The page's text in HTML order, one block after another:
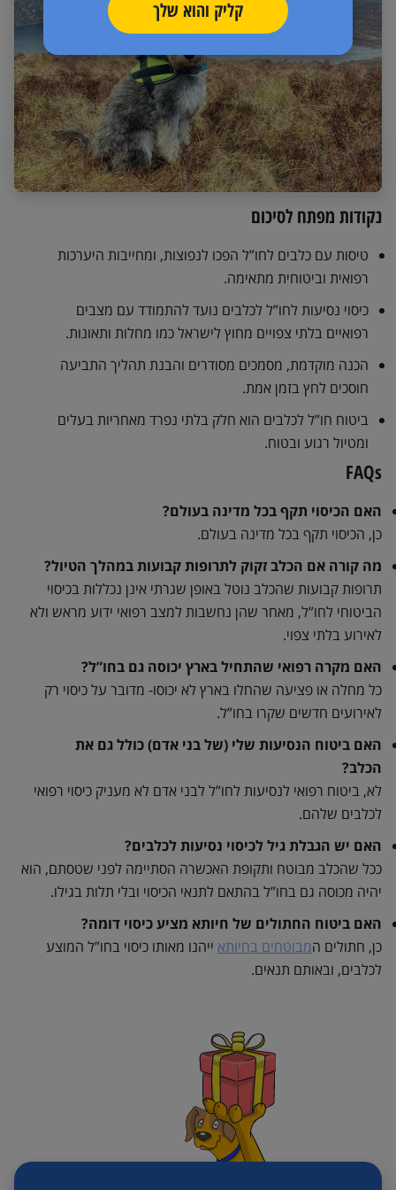
קליק והוא שלך
נקודות מפתח לסיכום
טיסות עם כלבים לחו”ל הפכו לנפוצות, ומחייבות היערכות
רפואית וביטוחית מתאימה.
כיסוי נסיעות לחו”ל לכלבים נועד להתמודד עם מצבים
רפואיים בלתי צפויים מחוץ לישראל כמו מחלות ותאונות.
הכנה מוקדמת, מסמכים מסודרים והבנת תהליך התביעה
חוסכים לחץ בזמן אמת.
ביטוח חו”ל לכלבים הוא חלק בלתי נפרד מאחריות בעלים
ומטיול רגוע ובטוח.
FAQs
האם הכיסוי תקף בכל מדינה בעולם?
כן, הכיסוי תקף בכל מדינה בעולם.
מה קורה אם הכלב זקוק לתרופות קבועות במהלך הטיול?
תרופות קבועות שהכלב נוטל באופן שגרתי אינן נכללות בכיסוי
הביטוחי לחו”ל, מאחר שהן נחשבות למצב רפואי ידוע מראש ולא
לאירוע בלתי צפוי.
האם מקרה רפואי שהתחיל בארץ יכוסה גם בחו”ל?
כל מחלה או פציעה שהחלו בארץ לא יכוסו- מדובר על כיסוי רק
לאירועים חדשים שקרו בחו”ל.
האם ביטוח הנסיעות שלי (של בני אדם) כולל גם את
הכלב?
לא, ביטוח רפואי לנסיעות לחו”ל לבני אדם לא מעניק כיסוי רפואי
לכלבים שלהם.
האם יש הגבלת גיל לכיסוי נסיעות לכלבים?
ככל שהכלב מבוטח ותקופת האכשרה הסתיימה לפני שטסתם, הוא
יהיה מכוסה גם בחו”ל בהתאם לתנאי הכיסוי ובלי תלות בגילו.
האם ביטוח החתולים של חיותא מציע כיסוי דומה?
כן, חתולים המבוטחים בחיותא ייהנו מאותו כיסוי בחו”ל המוצע
לכלבים, ובאותם תנאים.